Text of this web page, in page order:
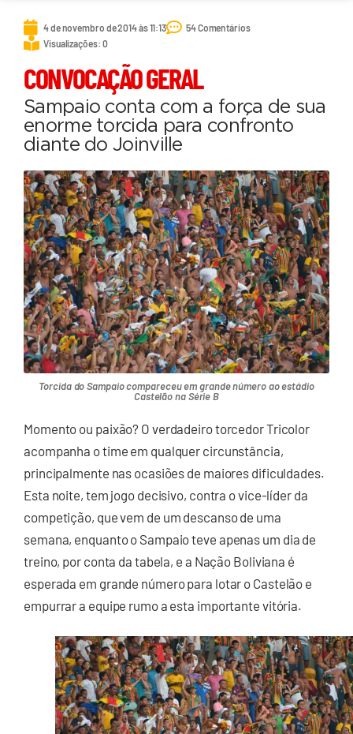
4 de novembro de 2014 às 11:13
54 Comentários
Visualizações: 0
CONVOCAÇÃO GERAL
Sampaio conta com a força de sua
enorme torcida para confronto
diante do Joinville
Torcida do Sampaio compareceu em grande número ao estádio
Castelão na Série B
Momento ou paixão? O verdadeiro torcedor Tricolor
acompanha o time em qualquer circunstância,
principalmente nas ocasiões de maiores dificuldades.
Esta noite, tem jogo decisivo, contra o vice-líder da
competição, que vem de um descanso de uma
semana, enquanto o Sampaio teve apenas um dia de
treino, por conta da tabela, e a Nação Boliviana é
esperada em grande número para lotar o Castelão e
empurrar a equipe rumo a esta importante vitória.